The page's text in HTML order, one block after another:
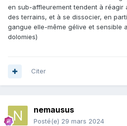
en sub-affleurement tendent à réagir
des terrains, et à se dissocier, en
gangue elle-même gélive et sensible
dolomies)
Citer
nemausus
Posté(e) 29 mars 2024